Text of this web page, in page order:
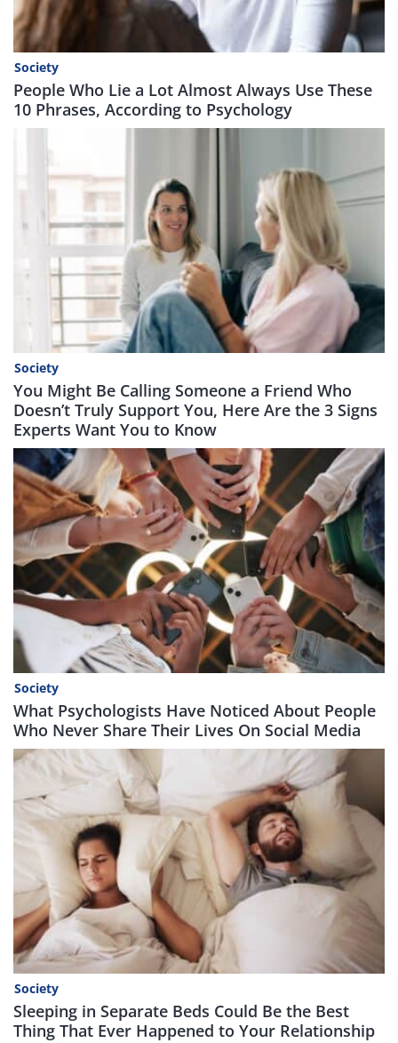
Society
People Who Lie a Lot Almost Always Use These
10 Phrases, According to Psychology
Society
You Might Be Calling Someone a Friend Who
Doesn’t Truly Support You, Here Are the 3 Signs
Experts Want You to Know
Society
What Psychologists Have Noticed About People
Who Never Share Their Lives On Social Media
Society
Sleeping in Separate Beds Could Be the Best
Thing That Ever Happened to Your Relationship